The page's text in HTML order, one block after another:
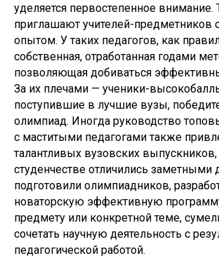
уделяется первостепенное внимание.
приглашают учителей-предметников
опытом. У таких педагогов, как
собственная, отработанная годами
позволяющая добиваться
За их плечами — ученики-
поступившие в лучшие вузы,
олимпиад. Иногда руководство
с маститыми педагогами также
талантливых вузовских
студенчестве отличились заметными
подготовили олимпиадников,
новаторскую эффективную
предмету или конкретной теме,
сочетать научную деятельность с
педагогической работой.